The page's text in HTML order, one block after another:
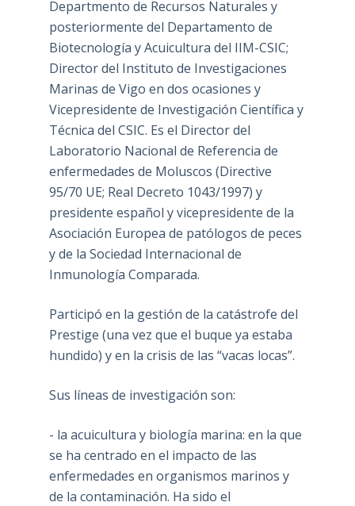
Departmento de Recursos Naturales y
posteriormente del Departamento de
Biotecnología y Acuicultura del IIM-CSIC;
Director del Instituto de Investigaciones
Marinas de Vigo en dos ocasiones y
Vicepresidente de Investigación Científica y
Técnica del CSIC. Es el Director del
Laboratorio Nacional de Referencia de
enfermedades de Moluscos (Directive
95/70 UE; Real Decreto 1043/1997) y
presidente español y vicepresidente de la
Asociación Europea de patólogos de peces
y de la Sociedad Internacional de
Inmunología Comparada.
Participó en la gestión de la catástrofe del
Prestige (una vez que el buque ya estaba
hundido) y en la crisis de las “vacas locas”.
Sus líneas de investigación son:
- la acuicultura y biología marina: en la que
se ha centrado en el impacto de las
enfermedades en organismos marinos y
de la contaminación. Ha sido el